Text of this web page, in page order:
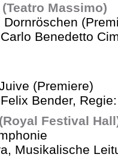
Massimo)
Benedetto
(Premiere)
Bender,
Festival
Musikalische